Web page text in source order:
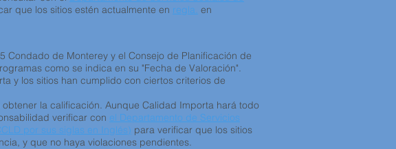
que los sitios estén actualmente en regla. en
de Monterey y el Consejo de Planificación de
como se indica en su "Fecha de Valoración".
y los sitios han cumplido con ciertos criterios de
la calificación. Aunque Calidad Importa hará todo
verificar con el Departamento de Servicios
por sus siglas en Inglés) para verificar que los sitios
y que no haya violaciones pendientes.